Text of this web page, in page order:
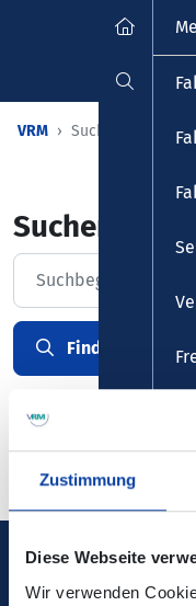
Zustimmung
Diese Webseite
Wir verwenden
VRM Suchseite
Suchen und
Suche
Finden
Bitte geben Sie einen
ein.
Verkehrsverbund